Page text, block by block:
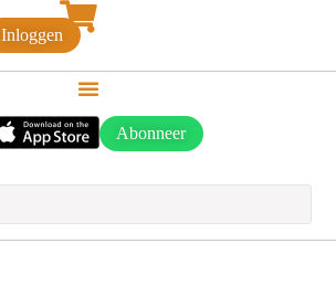
Inloggen
Abonneer